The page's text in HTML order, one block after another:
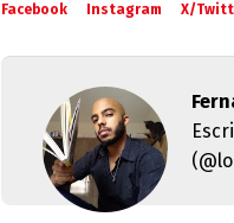
Facebook Instagram X/